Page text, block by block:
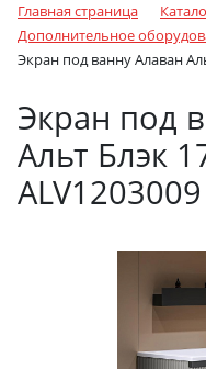
Главная страница
Дополнительное
Экран под ванну Алаван
Экран под
Альт Блэк
ALV1203009